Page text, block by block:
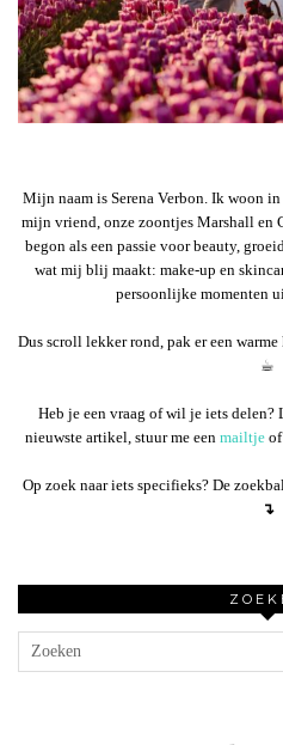
Mijn naam is Serena Verbon. Ik woon
mijn vriend, onze zoontjes Marshall en
begon als een passie voor beauty,
wat mij blij maakt: make-up en
persoonlijke momenten
Dus scroll lekker rond, pak er een
☕︎
Heb je een vraag of wil je iets delen?
nieuwste artikel, stuur me een mailtje
Op zoek naar iets specifieks? De
↴